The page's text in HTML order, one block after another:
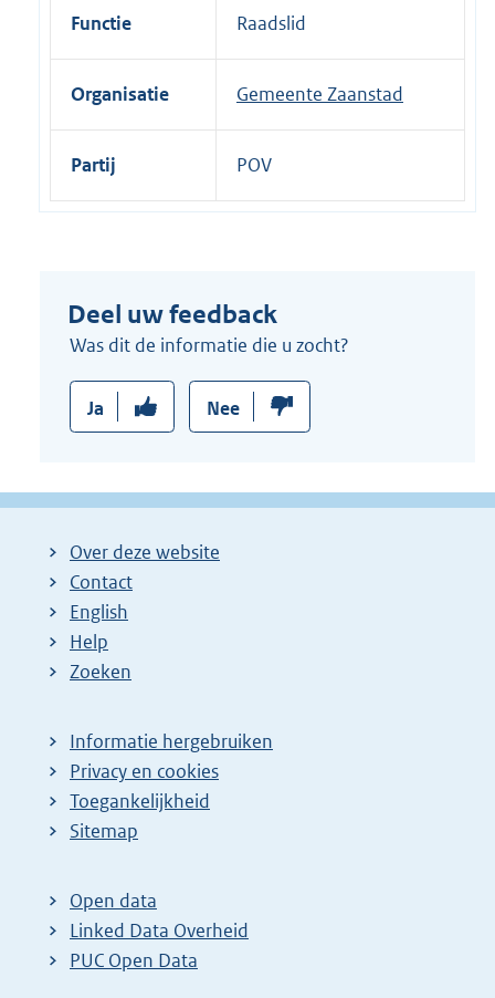
Functie Raadslid
Organisatie Gemeente Zaanstad
Partij POV
Deel uw feedback
Was dit de informatie die u zocht?
Ja Nee
Over deze website
Contact
English
Help
Zoeken
Informatie hergebruiken
Privacy en cookies
Toegankelijkheid
Sitemap
Open data
Linked Data Overheid
PUC Open Data